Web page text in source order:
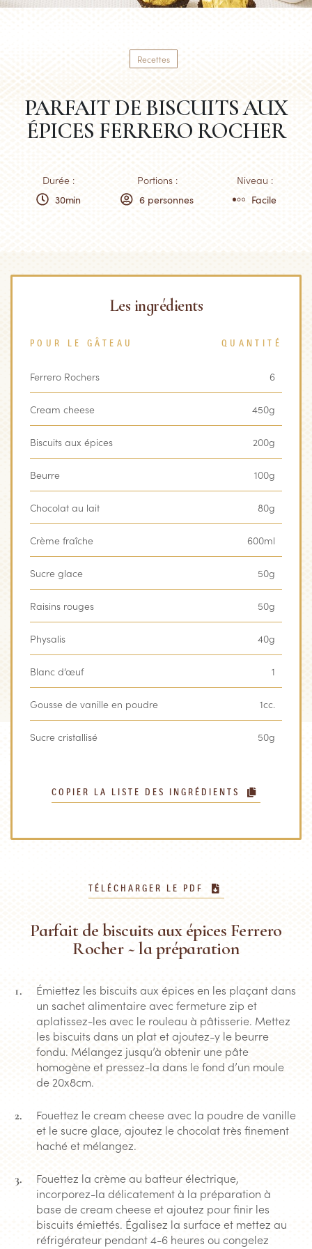
Recettes
PARFAIT DE BISCUITS AUX
ÉPICES FERRERO ROCHER
Durée : Portions :
Niveau :
30min
6 personnes Facile
Les ingrédients
POUR LE GÂTEAU QUANTITÉ
Ferrero Rochers 6
Cream cheese 450g
Biscuits aux épices 200g
Beurre 100g
Chocolat au lait 80g
Crème fraîche 600ml
Sucre glace 50g
Raisins rouges 50g
Physalis 40g
Blanc d’œuf 1
Gousse de vanille en poudre 1cc.
Sucre cristallisé 50g
COPIER LA LISTE DES INGRÉDIENTS
TÉLÉCHARGER LE PDF
Parfait de biscuits aux épices Ferrero
Rocher ~ la préparation
Émiettez les biscuits aux épices en les plaçant dans
un sachet alimentaire avec fermeture zip et
aplatissez-les avec le rouleau à pâtisserie. Mettez
les biscuits dans un plat et ajoutez-y le beurre
fondu. Mélangez jusqu’à obtenir une pâte
homogène et pressez-la dans le fond d’un moule
de 20x8cm.
Fouettez le cream cheese avec la poudre de vanille
et le sucre glace, ajoutez le chocolat très finement
haché et mélangez.
Fouettez la crème au batteur électrique,
incorporez-la délicatement à la préparation à
base de cream cheese et ajoutez pour finir les
biscuits émiettés. Égalisez la surface et mettez au
réfrigérateur pendant 4-6 heures ou congelez